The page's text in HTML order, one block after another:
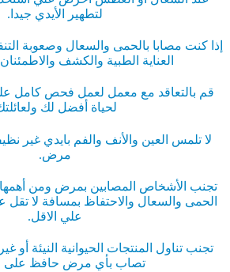
لتطهير الأيدي جيدا.
إذا كنت مصابا بالحمى والسعال وصعوبة
العناية الطبية والكشف
لحياة أفضل لك
لا تلمس العين والأنف والفم بايدي غير
مرض.
تجنب الأشخاص المصابين بمرض ومن أهمها
علي الاقل.
تجنب تناول المنتجات الحيوانية النيئة أو
تصاب بأي مرض حافظ